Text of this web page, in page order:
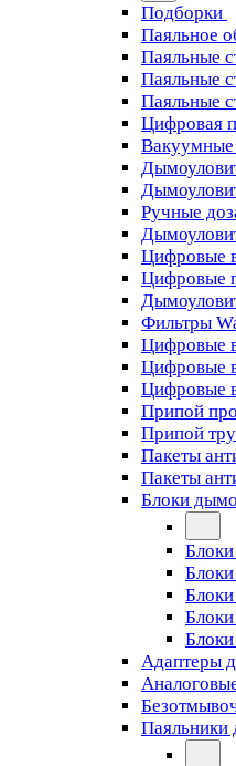
Подборки
Паяльное
Паяльные
Паяльные
Паяльные
Цифровая
Вакуумные
Ручные
Цифровые
Цифровые
Фильтры
Цифровые
Цифровые
Цифровые
Припой
Припой
Пакеты
Пакеты
Блоки
Адаптеры
Паяльники